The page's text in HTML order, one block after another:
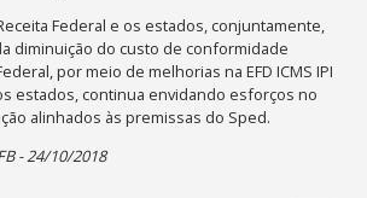
Federal e os estados, conjuntamente,
diminuição do custo de conformidade
por meio de melhorias na EFD ICMS IPI
estados, continua envidando esforços no
alinhados às premissas do Sped.
- 24/10/2018